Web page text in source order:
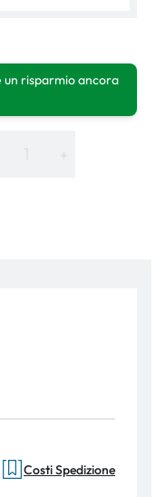
un risparmio ancora
Costi Spedizione